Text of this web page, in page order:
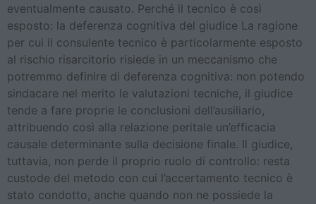
eventualmente causato. Perché il tecnico è così
esposto: la deferenza cognitiva del giudice La ragione
per cui il consulente tecnico è particolarmente esposto
al rischio risarcitorio risiede in un meccanismo che
potremmo definire di deferenza cognitiva: non potendo
sindacare nel merito le valutazioni tecniche, il giudice
tende a fare proprie le conclusioni dell’ausiliario,
attribuendo così alla relazione peritale un’efficacia
causale determinante sulla decisione finale. Il giudice,
tuttavia, non perde il proprio ruolo di controllo: resta
custode del metodo con cui l’accertamento tecnico è
stato condotto, anche quando non ne possiede la